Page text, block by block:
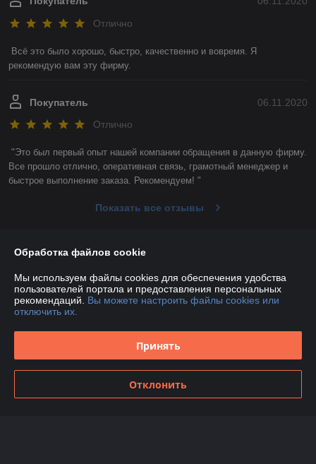
Отлично
Всё это было хорошо, быстро, качественно и вовремя. Я
рекомендую вам эту фирму.
06.11.2020
Покупатель
Отлично
"Это был первый опыт нашей компании обращения в данную фирму.
Все прошло отлично, оперативная связь, грамотный менеджер и
быстрое выполнение заказа. Рекомендуем! "
Показать все отзывы
О нас
Контакты
Обработка файлов cookie
Мы используем файлы cookies для обеспечения удобства
пользователей портала и предоставления персональных
рекомендаций. Вы можете настроить файлы cookies или
отключить их.
Принять
Отклонить